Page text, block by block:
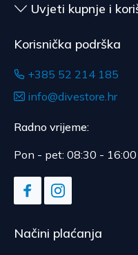
Uvjeti kupnje i
Korisnička podrška
+385 52 214 185
info@divestore.hr
Radno vrijeme:
Pon - pet: 08:30 - 16:00
Načini plaćanja